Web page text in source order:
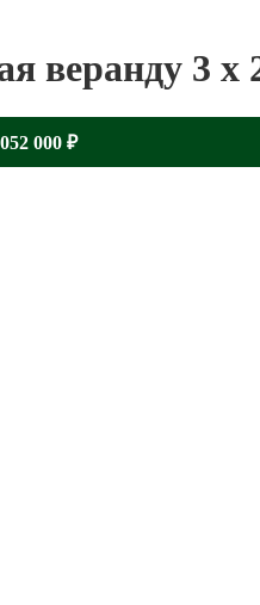
веранду 3
000 ₽